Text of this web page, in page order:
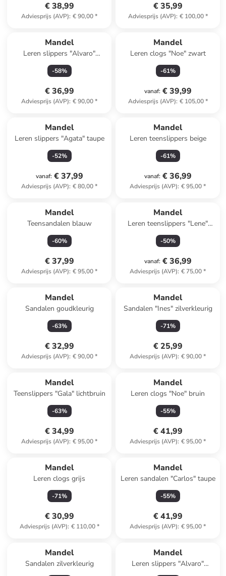
€ 38,99
Adviesprijs (AVP): € 90,00*
€ 35,99
Adviesprijs (AVP): € 100,00*
Mandel
Leren slippers "Alvaro"
lichtbruin
-58%
€ 36,99
Adviesprijs (AVP): € 90,00*
Mandel
Leren clogs "Noe" zwart
-61%
vanaf: € 39,99
Adviesprijs (AVP): € 105,00*
Mandel
Leren slippers "Agata" taupe
-52%
vanaf: € 37,99
Adviesprijs (AVP): € 80,00*
Mandel
Leren teenslippers beige
-61%
vanaf: € 36,99
Adviesprijs (AVP): € 95,00*
Mandel
Teensandalen blauw
-60%
€ 37,99
Adviesprijs (AVP): € 95,00*
Mandel
Leren teenslippers "Lene"
beige
-50%
vanaf: € 36,99
Adviesprijs (AVP): € 75,00*
Mandel
Sandalen goudkleurig
-63%
€ 32,99
Adviesprijs (AVP): € 90,00*
Mandel
Sandalen "Ines" zilverkleurig
-71%
€ 25,99
Adviesprijs (AVP): € 90,00*
Mandel
Teenslippers "Gala" lichtbruin
-63%
€ 34,99
Adviesprijs (AVP): € 95,00*
Mandel
Leren clogs "Noe" bruin
-55%
€ 41,99
Adviesprijs (AVP): € 95,00*
Mandel
Leren clogs grijs
-71%
€ 30,99
Adviesprijs (AVP): € 110,00*
Mandel
Leren sandalen "Carlos" taupe
-55%
€ 41,99
Adviesprijs (AVP): € 95,00*
Mandel
Sandalen zilverkleurig
Mandel
Leren slippers "Alvaro"
lichtblauw